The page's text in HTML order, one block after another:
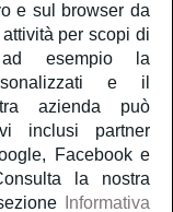
e sul browser da
per scopi di
esempio la
e il
azienda può
inclusi partner
Facebook e
la nostra
Informativa